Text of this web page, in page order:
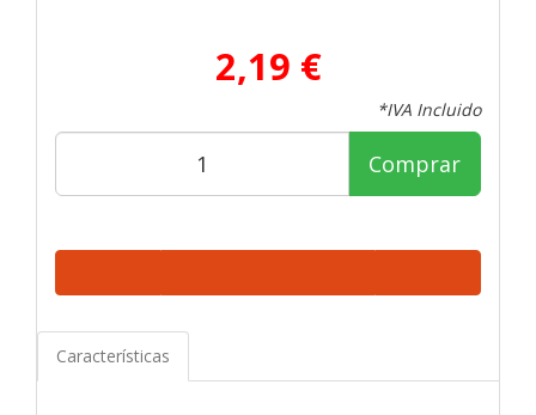
2,19 €
*IVA Incluido
Comprar
Características